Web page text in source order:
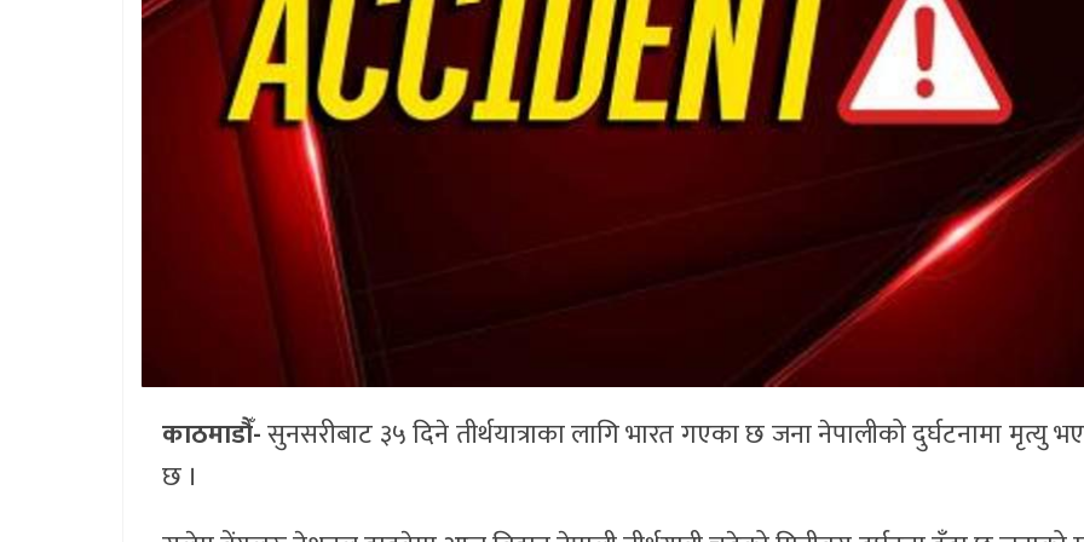
काठमाडौँ-सुनसरीबाट ३५ दिने तीर्थयात्राका लागि भारत गएका छ जना नेपालीको दुर्घटनामा मृत्यु
छ ।